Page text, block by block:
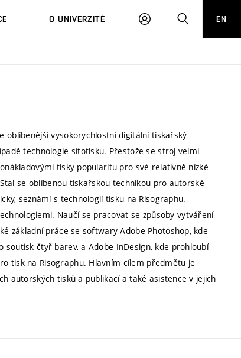
O UNIVERZITĚ
PŘIHLÁSIT HLEDATEN
oblíbenější vysokorychlostní digitální tiskařský
technologie sítotisku. Přestože se stroj velmi
tisky popularitu pro své relativně nízké
se oblíbenou tiskařskou technikou pro autorské
seznámí s technologií tisku na Risographu.
Naučí se pracovat se způsoby vytváření
základní práce se softwary Adobe Photoshop, kde
čtyř barev, a Adobe InDesign, kde prohloubí
tisk na Risographu. Hlavním cílem předmětu je
autorských tisků a publikací a také asistence v jejich